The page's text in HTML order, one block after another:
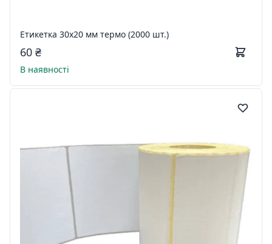
Етикетка 30х20 мм термо (2000 шт.)
60 ₴
В наявності